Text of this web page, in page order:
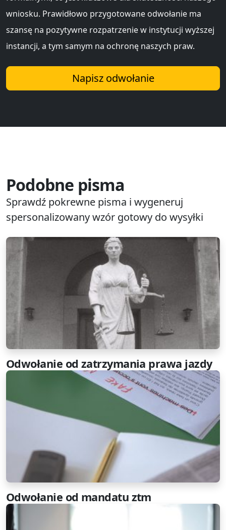
wniosku. Prawidłowo przygotowane odwołanie ma
szansę na pozytywne rozpatrzenie w instytucji wyższej
instancji, a tym samym na ochronę naszych praw.
Napisz odwołanie
Podobne pisma
Sprawdź pokrewne pisma i wygeneruj
spersonalizowany wzór gotowy do wysyłki
Odwołanie od zatrzymania prawa jazdy
Odwołanie od mandatu ztm